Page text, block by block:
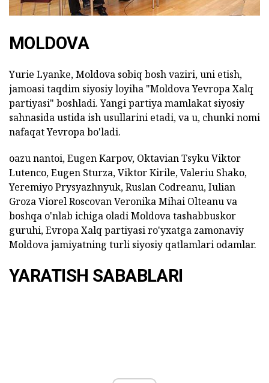
MOLDOVA
Yurie Lyanke, Moldova sobiq bosh vaziri, uni etish,
jamoasi taqdim siyosiy loyiha "Moldova Yevropa Xalq
partiyasi" boshladi. Yangi partiya mamlakat siyosiy
sahnasida ustida ish usullarini etadi, va u, chunki nomi
nafaqat Yevropa bo'ladi.
oazu nantoi, Eugen Karpov, Oktavian Tsyku Viktor
Lutenco, Eugen Sturza, Viktor Kirile, Valeriu Shako,
Yeremiyo Prysyazhnyuk, Ruslan Codreanu, Iulian
Groza Viorel Roscovan Veronika Mihai Olteanu va
boshqa o'nlab ichiga oladi Moldova tashabbuskor
guruhi, Evropa Xalq partiyasi ro'yxatga zamonaviy
Moldova jamiyatning turli siyosiy qatlamlari odamlar.
YARATISH SABABLARI